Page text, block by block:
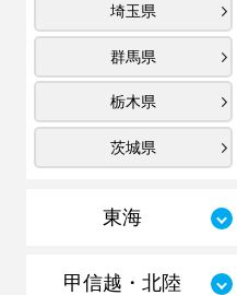
埼玉県
群馬県
栃木県
茨城県
東海
甲信越・北陸